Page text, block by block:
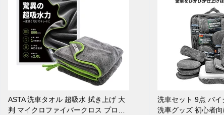
ASTA 洗車タオル 超吸水 拭き上げ 大
判 マイクロファイバークロス プロ仕
洗車セット 9点 バ
洗車グッズ 初心者